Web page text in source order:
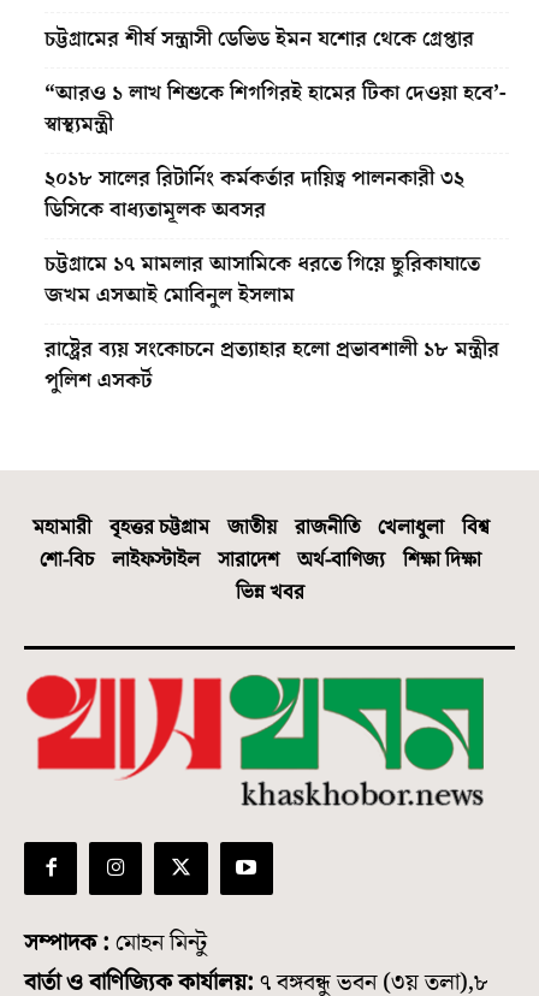
চট্টগ্রামের শীর্ষ সন্ত্রাসী ডেভিড ইমন যশোর থেকে গ্রেপ্তার
“আরও ১ লাখ শিশুকে শিগগিরই হামের টিকা দেওয়া হবে’-
স্বাস্থ্যমন্ত্রী
২০১৮ সালের রিটার্নিং কর্মকর্তার দায়িত্ব পালনকারী ৩২
ডিসিকে বাধ্যতামূলক অবসর
চট্টগ্রামে ১৭ মামলার আসামিকে ধরতে গিয়ে ছুরিকাঘাতে
জখম এসআই মোবিনুল ইসলাম
রাষ্ট্রের ব্যয় সংকোচনে প্রত্যাহার হলো প্রভাবশালী ১৮ মন্ত্রীর
পুলিশ এসকর্ট
মহামারী বৃহত্তর চট্টগ্রাম জাতীয় রাজনীতি খেলাধুলা
বিশ্ব
শো-বিচ
লাইফস্টাইল সারাদেশ অর্থ-বাণিজ্য
শিক্ষা দিক্ষা
ভিন্ন খবর
সম্পাদক : মোহন মিন্টু
বার্তা ও বাণিজ্যিক কার্যালয়: ৭ বঙ্গবন্ধু ভবন (৩য় তলা),৮